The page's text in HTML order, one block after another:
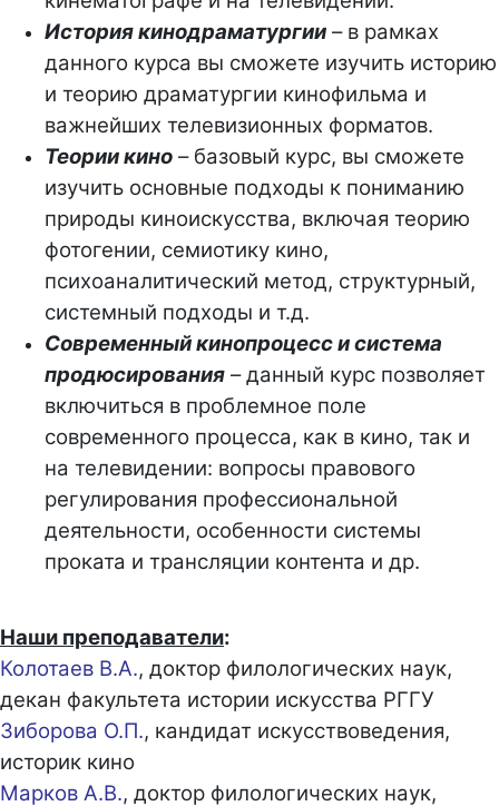
История кинодраматургии – в рамках
данного курса вы сможете изучить историю
и теорию драматургии кинофильма и
важнейших телевизионных форматов.
Теории кино – базовый курс, вы сможете
изучить основные подходы к пониманию
природы киноискусства, включая теорию
фотогении, семиотику кино,
психоаналитический метод, структурный,
системный подходы и т.д.
Современный кинопроцесс и система
продюсирования – данный курс позволяет
включиться в проблемное поле
современного процесса, как в кино, так и
на телевидении: вопросы правового
регулирования профессиональной
деятельности, особенности системы
проката и трансляции контента и др.
Наши преподаватели:
Колотаев В.А., доктор филологических наук,
декан факультета истории искусства РГГУ
Зиборова О.П., кандидат искусствоведения,
историк кино
Марков А.В., доктор филологических наук,